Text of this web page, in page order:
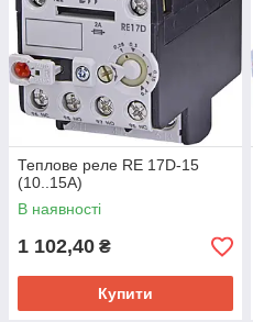
Теплове реле RE 17D-15
(10..15A)
В наявності
1 102,40 ₴
Купити